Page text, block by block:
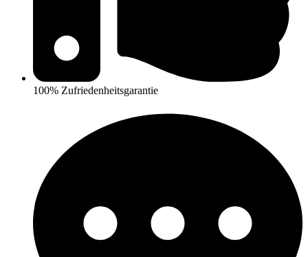
100% Zufriedenheitsgarantie